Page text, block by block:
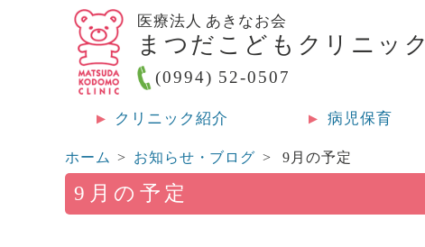
医療法人 あきなお会
まつだこどもクリニック
(0994) 52-0507
クリニック紹介 病児保育
ホーム お知らせ・ブログ 9月の予定
9月の予定